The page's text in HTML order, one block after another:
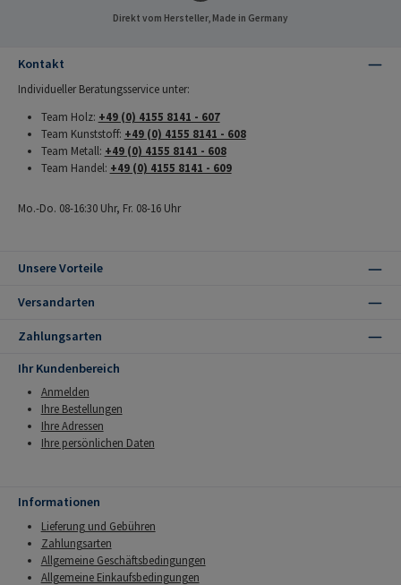
Direkt vom Hersteller, Made in Germany
Kontakt
Individueller Beratungsservice unter:
Team Holz: +49 (0) 4155 8141 - 607
Team Kunststoff: +49 (0) 4155 8141 - 608
Team Metall: +49 (0) 4155 8141 - 608
Team Handel: +49 (0) 4155 8141 - 609
Mo.-Do. 08-16:30 Uhr, Fr. 08-16 Uhr
Unsere Vorteile
Versandarten
Zahlungsarten
Ihr Kundenbereich
Anmelden
Ihre Bestellungen
Ihre Adressen
Ihre persönlichen Daten
Informationen
Lieferung und Gebühren
Zahlungsarten
Allgemeine Geschäftsbedingungen
Allgemeine Einkaufsbedingungen